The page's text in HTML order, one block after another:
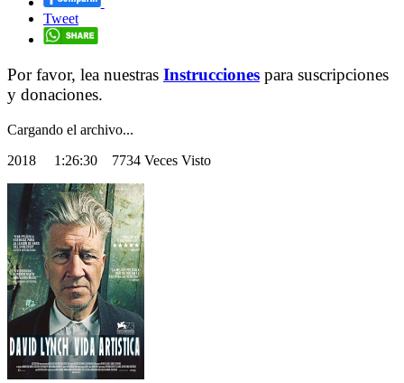
Tweet
Por favor, lea nuestras Instrucciones para suscripciones
y donaciones.
Cargando el archivo...
2018 1:26:30 7734 Veces Visto